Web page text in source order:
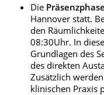
Die Präsenzphase
Hannover statt.
den
08:30Uhr. In
Grundlagen des
des direkten
Zusätzlich
klinischen Praxis